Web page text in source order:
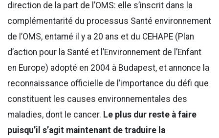
direction de la part de l’OMS: elle s’inscrit dans la
complémentarité du processus Santé environnement
de l’OMS, entamé il y a 20 ans et du CEHAPE (Plan
d’action pour la Santé et l’Environnement de l’Enfant
en Europe) adopté en 2004 à Budapest, et annonce la
reconnaissance officielle de l’importance du défi que
constituent les causes environnementales des
maladies, dont le cancer. Le plus dur reste à faire
puisqu’il s’agit maintenant de traduire la